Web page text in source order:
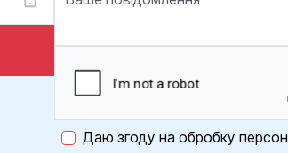
Даю згоду на обробку